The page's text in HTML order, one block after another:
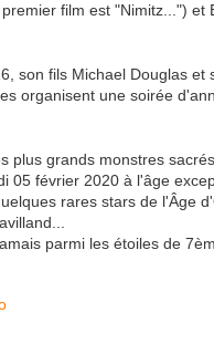
film est "Nimitz...") et
son fils Michael Douglas et
organisent une soirée
plus grands monstres
05 février 2020 à l'âge
rares stars de l'Âge
parmi les étoiles de